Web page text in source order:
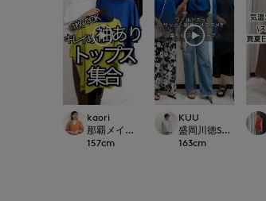
kaori
那覇メインプレイスI.T.'S.international
157cm
KUU
盛岡川徳SUPERIOR
163cm